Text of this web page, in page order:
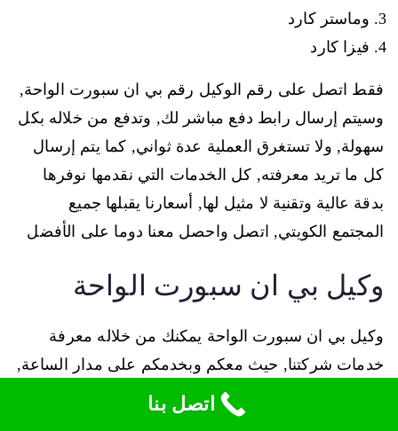
وماستر كارد
فيزا كارد
فقط اتصل على رقم الوكيل رقم بي ان سبورت الواحة,
وسيتم إرسال رابط دفع مباشر لك, وتدفع من خلاله بكل
سهولة, ولا تستغرق العملية عدة ثواني, كما يتم إرسال
كل ما تريد معرفته, كل الخدمات التي نقدمها نوفرها
بدقة عالية وتقنية لا مثيل لها, أسعارنا يقبلها جميع
المجتمع الكويتي, اتصل واحصل معنا دوما على الأفضل
وكيل بي ان سبورت الواحة
وكيل بي ان سبورت الواحة يمكنك من خلاله معرفة
خدمات شركتنا, حيث معكم وبخدمكم على مدار الساعة,
في أي وقت أردتم الاستفسار عن شيء ما بخصوص
اتصل بنا